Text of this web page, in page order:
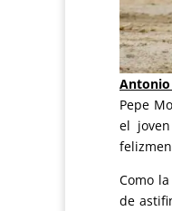
Pepe
el
Como
de